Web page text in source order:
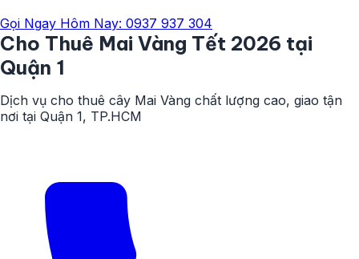
Gọi Ngay Hôm Nay: 0937 937 304
Cho Thuê Mai Vàng Tết 2026 tại
Quận 1
Dịch vụ cho thuê cây Mai Vàng chất lượng cao, giao tận
nơi tại Quận 1, TP.HCM